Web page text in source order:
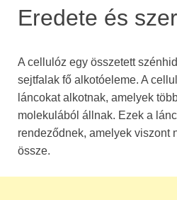
Eredete és
A cellulóz egy összetett
sejtfalak fő alkotóeleme. A
láncokat alkotnak, amelyek
molekulából állnak. Ezek a
rendeződnek, amelyek viszont
össze.